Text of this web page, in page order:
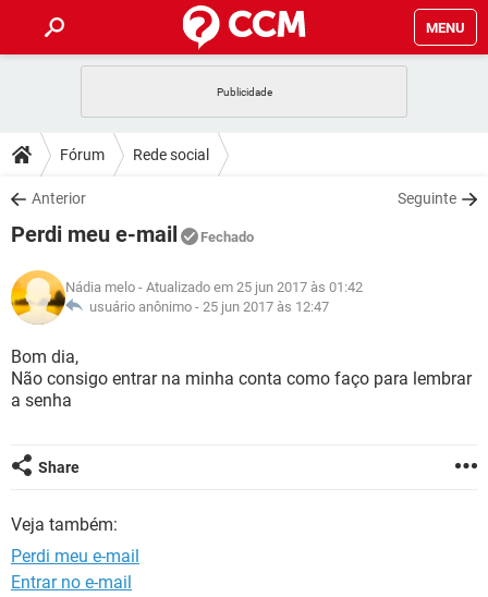
MENU
CELULAR
OUTLOOK
INSTAGRAM
GUIA DE COMPRAS
DICAS
JOGOS
INSTAGRAM GMAIL
GUIA DE COMPRAS
DOWNLOADS
JOGOS
CELULAR
OUTLOOK EXCEL
INSTAGRAM
GUIA DE COMPRAS
JOGOS WHATSAPP
CELULAR
OUTLOOK
INSTAGRAM
GLOSSÁRIO
JOGOS
CELULAR FACEBOOK
INSTAGRAM
Fórum Rede social
Anterior Seguinte
Perdi meu e-mail Fechado
Nádia melo - Atualizado em 25 jun 2017 às 01:42
usuário anônimo - 25 jun 2017 às 12:47
Bom dia,
Não consigo entrar na minha conta como faço para lembrar
a senha
Share
Veja também:
Perdi meu e-mail
Entrar no e-mail